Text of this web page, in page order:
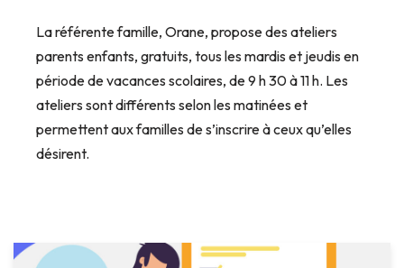
La référente famille, Orane, propose des ateliers
parents enfants, gratuits, tous les mardis et jeudis en
période de vacances scolaires, de 9 h 30 à 11 h. Les
ateliers sont différents selon les matinées et
permettent aux familles de s’inscrire à ceux qu’elles
désirent.